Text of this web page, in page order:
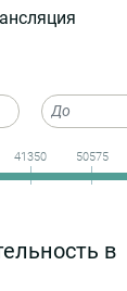
41350 50575
в